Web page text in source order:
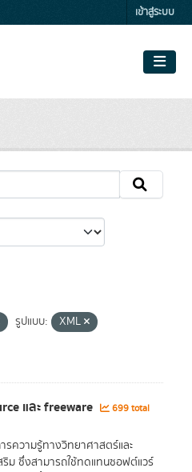
เข้าสู่ระบบ
รูปแบบ:
XML
และ freeware
699 total
ความรู้ทางวิทยาศาสตร์และ
สริม ซึ่งสามารถใช้ทดแทนซอฟต์แวร์